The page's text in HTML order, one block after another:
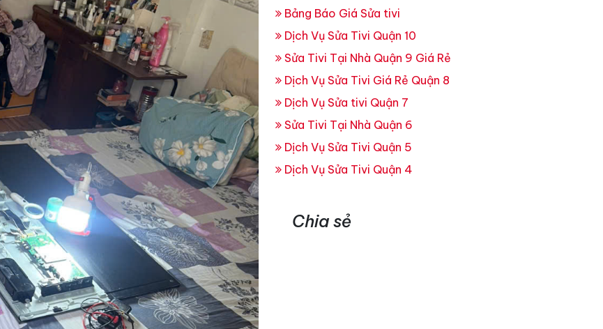
Bảng Báo Giá Sửa tivi
Dịch Vụ Sửa Tivi Quận 10
Sửa Tivi Tại Nhà Quận 9 Giá Rẻ
Dịch Vụ Sửa Tivi Giá Rẻ Quận 8
Dịch Vụ Sửa tivi Quận 7
Sửa Tivi Tại Nhà Quận 6
Dịch Vụ Sửa Tivi Quận 5
Dịch Vụ Sửa Tivi Quận 4
Chia sẻ